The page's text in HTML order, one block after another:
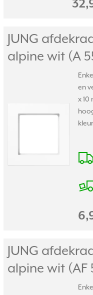
JUNG
alpine wit (A
en
x 10
JUNG
alpine wit (AF